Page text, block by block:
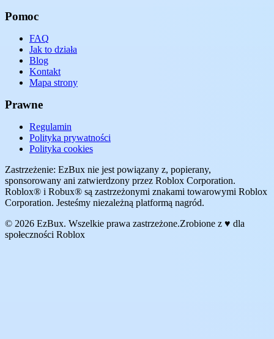
Pomoc
FAQ
Jak to działa
Blog
Kontakt
Mapa strony
Prawne
Regulamin
Polityka prywatności
Polityka cookies
Zastrzeżenie: EzBux nie jest powiązany z, popierany,
sponsorowany ani zatwierdzony przez Roblox Corporation.
Roblox® i Robux® są zastrzeżonymi znakami towarowymi Roblox
Corporation. Jesteśmy niezależną platformą nagród.
© 2026 EzBux. Wszelkie prawa zastrzeżone.Zrobione z ♥ dla
społeczności Roblox